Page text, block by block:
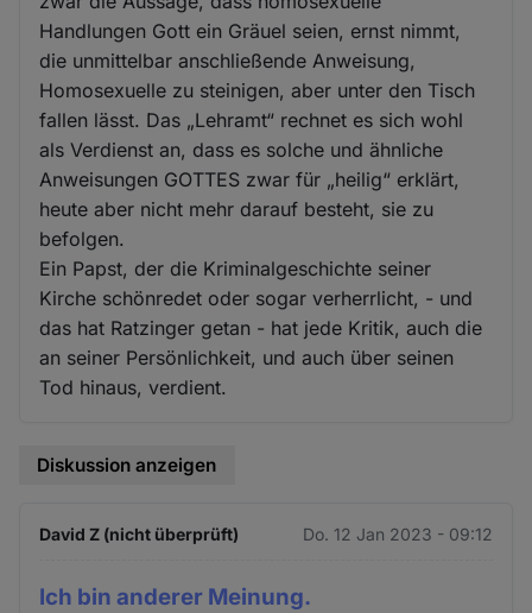
Handlungen Gott ein Gräuel seien, ernst nimmt,
die unmittelbar anschließende Anweisung,
Homosexuelle zu steinigen, aber unter den Tisch
fallen lässt. Das „Lehramt“ rechnet es sich wohl
als Verdienst an, dass es solche und ähnliche
Anweisungen GOTTES zwar für „heilig“ erklärt,
heute aber nicht mehr darauf besteht, sie zu
befolgen.
Ein Papst, der die Kriminalgeschichte seiner
Kirche schönredet oder sogar verherrlicht, - und
das hat Ratzinger getan - hat jede Kritik, auch die
an seiner Persönlichkeit, und auch über seinen
Tod hinaus, verdient.
Diskussion anzeigen
David Z (nicht überprüft) Do. 12 Jan 2023 - 09:12
Ich bin anderer Meinung.